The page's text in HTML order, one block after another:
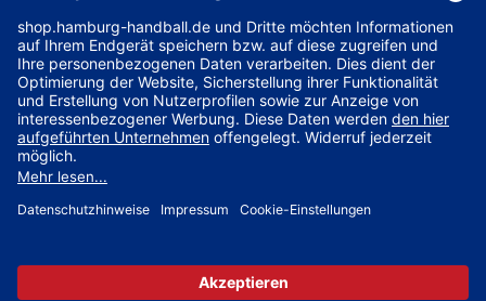
Jetzt Trikot mit Name und Nummer deines Lieblingsspielers
ABONNIERE JETZT DEN KOSTENLOSEN HSVH FANSHOP NEWSLETTER
UND VERPASSE KEINE NEUIGKEIT ODER AKTION MEHR.
JETZT ANMELDEN